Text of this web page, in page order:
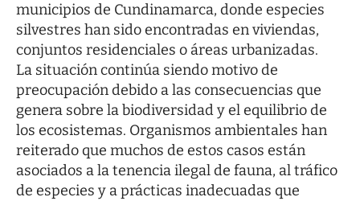
municipios de Cundinamarca, donde especies
silvestres han sido encontradas en viviendas,
conjuntos residenciales o áreas urbanizadas.
La situación continúa siendo motivo de
preocupación debido a las consecuencias que
genera sobre la biodiversidad y el equilibrio de
los ecosistemas. Organismos ambientales han
reiterado que muchos de estos casos están
asociados a la tenencia ilegal de fauna, al tráfico
de especies y a prácticas inadecuadas que